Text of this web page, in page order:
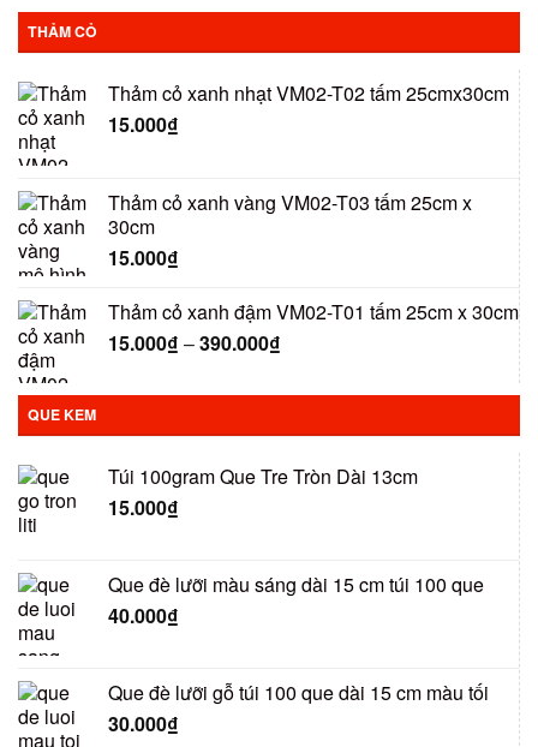
THẢM CỎ
Thảm cỏ xanh nhạt VM02-T02 tấm 25cmx30cm
15.000₫
Thảm cỏ xanh vàng VM02-T03 tấm 25cm x
30cm
15.000₫
Thảm cỏ xanh đậm VM02-T01 tấm 25cm x 30cm
15.000₫ –390.000₫
QUE KEM
Túi 100gram Que Tre Tròn Dài 13cm
15.000₫
Que đè lưỡi màu sáng dài 15 cm túi 100 que
40.000₫
Que đè lưỡi gỗ túi 100 que dài 15 cm màu tối
30.000₫